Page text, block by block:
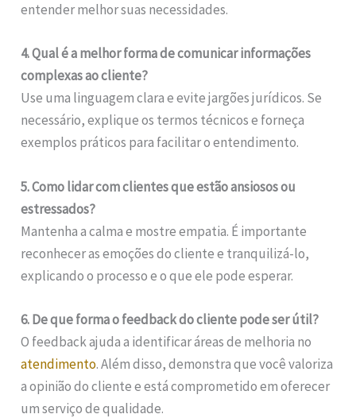
entender melhor suas necessidades.
4. Qual é a melhor forma de comunicar informações
complexas ao cliente?
Use uma linguagem clara e evite jargões jurídicos. Se
necessário, explique os termos técnicos e forneça
exemplos práticos para facilitar o entendimento.
5. Como lidar com clientes que estão ansiosos ou
estressados?
Mantenha a calma e mostre empatia. É importante
reconhecer as emoções do cliente e tranquilizá-lo,
explicando o processo e o que ele pode esperar.
6. De que forma o feedback do cliente pode ser útil?
O feedback ajuda a identificar áreas de melhoria no
atendimento. Além disso, demonstra que você valoriza
a opinião do cliente e está comprometido em oferecer
um serviço de qualidade.